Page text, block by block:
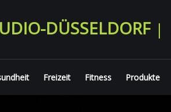
DÜSSELDORF
Freizeit Fitness Produkte